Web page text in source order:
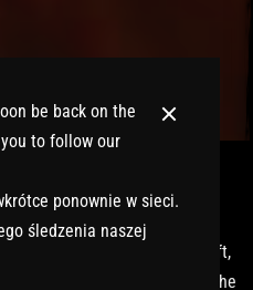
and names of individual
Exiles, World of Warcraft,
The End, Archeage) are the
be back on the
to follow our
ponownie w sieci.
śledzenia naszej